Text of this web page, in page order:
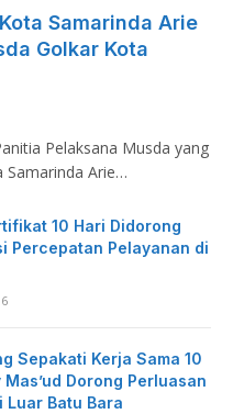
Samarinda Arie
Golkar Kota
Pelaksana Musda yang
Samarinda Arie…
10 Hari Didorong
Percepatan Pelayanan di
Sepakati Kerja Sama 10
Mas’ud Dorong Perluasan
Luar Batu Bara